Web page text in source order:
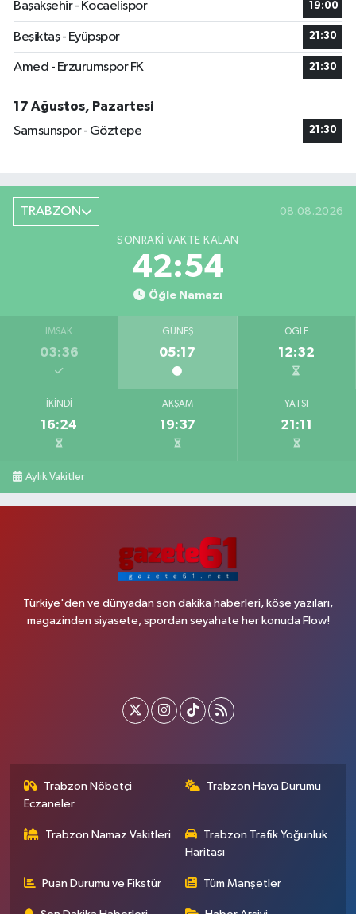
Başakşehir - Kocaelispor
19:00
Beşiktaş - Eyüpspor 21:30
Amed - Erzurumspor FK 21:30
17 Ağustos, Pazartesi
Samsunspor - Göztepe
21:30
TRABZON 08.08.2026
SONRAKI VAKTE KALAN
42:53
Öğle Namazı
İMSAK
03:36
GÜNEŞ
05:17
ÖĞLE
12:32
İKINDI
16:24
AKŞAM
19:37
YATSI
21:11
Aylık Vakitler
Türkiye'den ve dünyadan son dakika haberleri, köşe yazıları,
magazinden siyasete, spordan seyahate her konuda Flow!
Trabzon Nöbetçi
Eczaneler
Trabzon Hava Durumu
Trabzon Namaz Vakitleri
Trabzon Trafik Yoğunluk
Haritası
Puan Durumu ve Fikstür Tüm Manşetler